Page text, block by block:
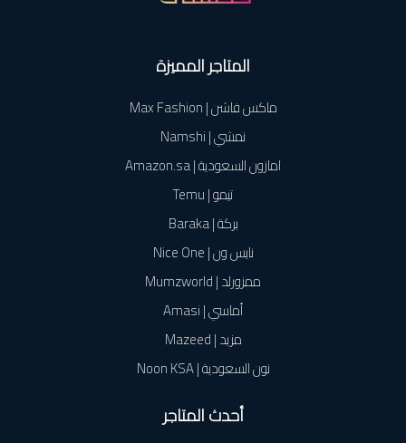
المتاجر المميزة
ماكس فاشن | Max Fashion
نمشي | Namshi
امازون السعودية | Amazon.sa
تيمو | Temu
بركة | Baraka
نايس ون | Nice One
ممزورلد | Mumzworld
أماسي | Amasi
مزيد | Mazeed
نون السعودية | Noon KSA
أحدث المتاجر